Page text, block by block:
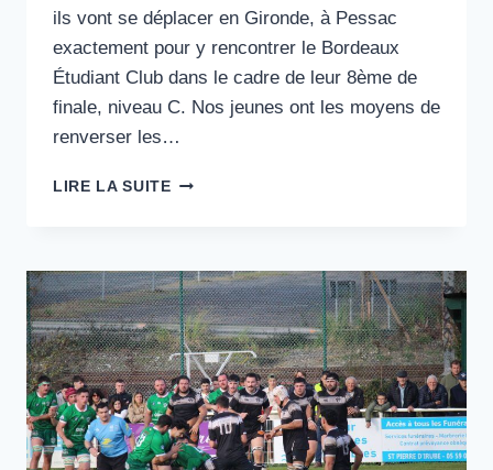
ils vont se déplacer en Gironde, à Pessac
exactement pour y rencontrer le Bordeaux
Étudiant Club dans le cadre de leur 8ème de
finale, niveau C. Nos jeunes ont les moyens de
renverser les…
LIRE LA SUITENOS
FINALE
CONTRE
LE
B.E.C.